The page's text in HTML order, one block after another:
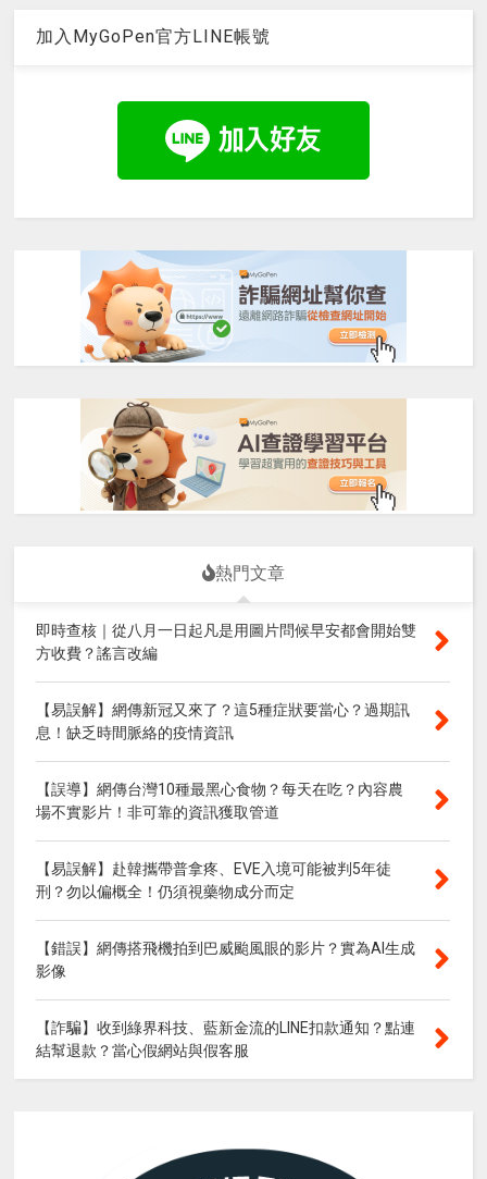
加入MyGoPen官方LINE帳號
熱門文章
即時查核｜從八月一日起凡是用圖片問候早安都會開始雙
方收費？謠言改編
【易誤解】網傳新冠又來了？這5種症狀要當心？過期訊
息！缺乏時間脈絡的疫情資訊
【誤導】網傳台灣10種最黑心食物？每天在吃？內容農
場不實影片！非可靠的資訊獲取管道
【易誤解】赴韓攜帶普拿疼、EVE入境可能被判5年徒
刑？勿以偏概全！仍須視藥物成分而定
【錯誤】網傳搭飛機拍到巴威颱風眼的影片？實為AI生成
影像
【詐騙】收到綠界科技、藍新金流的LINE扣款通知？點連
結幫退款？當心假網站與假客服